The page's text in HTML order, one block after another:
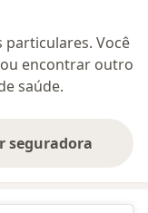
particulares. Você
encontrar outro
saúde.
seguradora